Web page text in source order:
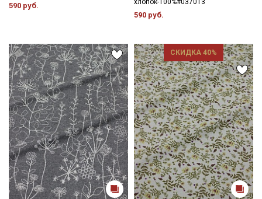
590 руб.
хлопок-100%#037013
590 руб.
СКИДКА 40%